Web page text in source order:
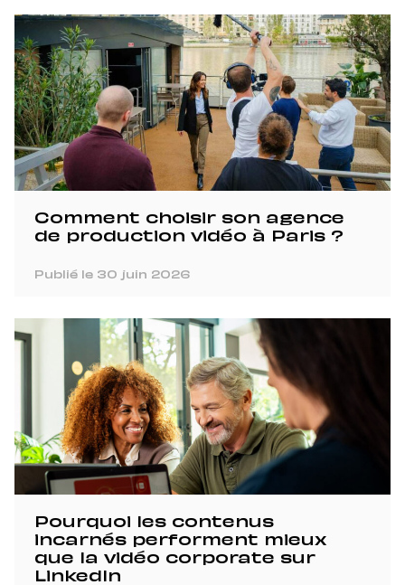
Comment choisir son agence
de production vidéo à Paris ?
Publié le 30 juin 2026
Pourquoi les contenus
incarnés performent mieux
que la vidéo corporate sur
LinkedIn